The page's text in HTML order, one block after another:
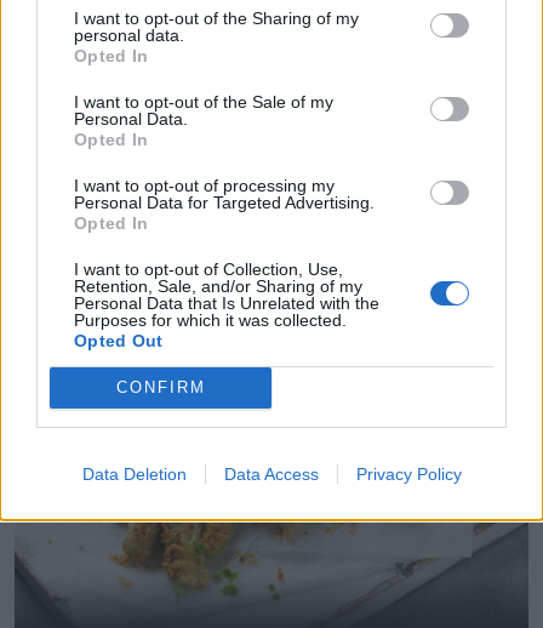
I want to opt-out of the Sharing of my
personal data.
Opted In
I want to opt-out of the Sale of my
Personal Data.
Opted In
I want to opt-out of processing my
Personal Data for Targeted Advertising.
Opted In
I want to opt-out of Collection, Use,
Retention, Sale, and/or Sharing of my
Personal Data that Is Unrelated with the
Purposes for which it was collected.
Opted Out
CONFIRM
Data Deletion Data Access Privacy Policy
VEĢETĀRIE ĒDIENI
Patiešām garda baklažānu recepte ar mocarellu un